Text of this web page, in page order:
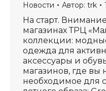
Новости Автор: trk
На старт.
магазинах ТРЦ
коллекции:
одежда для
аксессуары и
магазинов, где вы
необходимое для